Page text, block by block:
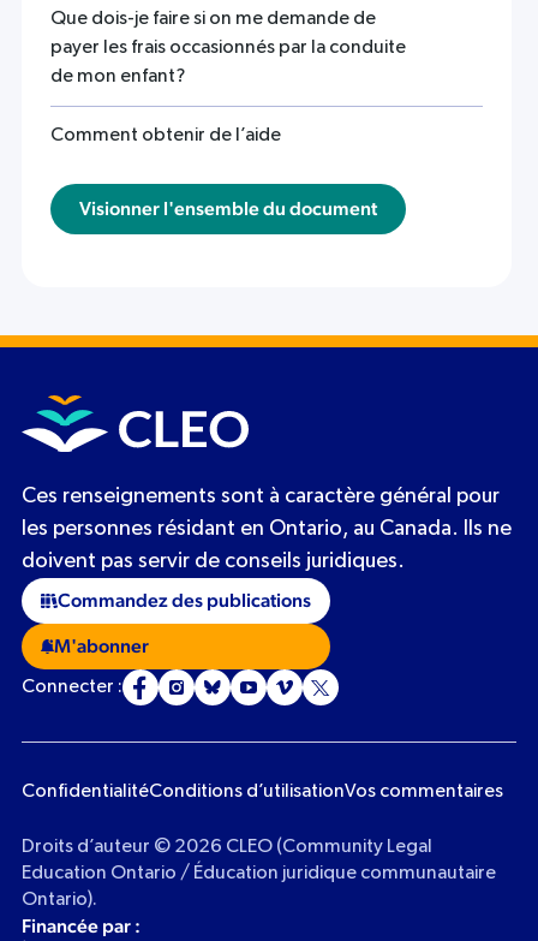
Que dois-je faire si on me demande de
payer les frais occasionnés par la conduite
de mon enfant?
Comment obtenir de l’aide
Visionner l'ensemble du document
Ces renseignements sont à caractère général pour
les personnes résidant en Ontario, au Canada. Ils ne
doivent pas servir de conseils juridiques.
Commandez des publications
M'abonner
Connecter :
ConfidentialitéConditions d’utilisationVos commentaires
Droits d’auteur © 2026 CLEO (Community Legal
Education Ontario / Éducation juridique communautaire
Ontario).
Financée par :